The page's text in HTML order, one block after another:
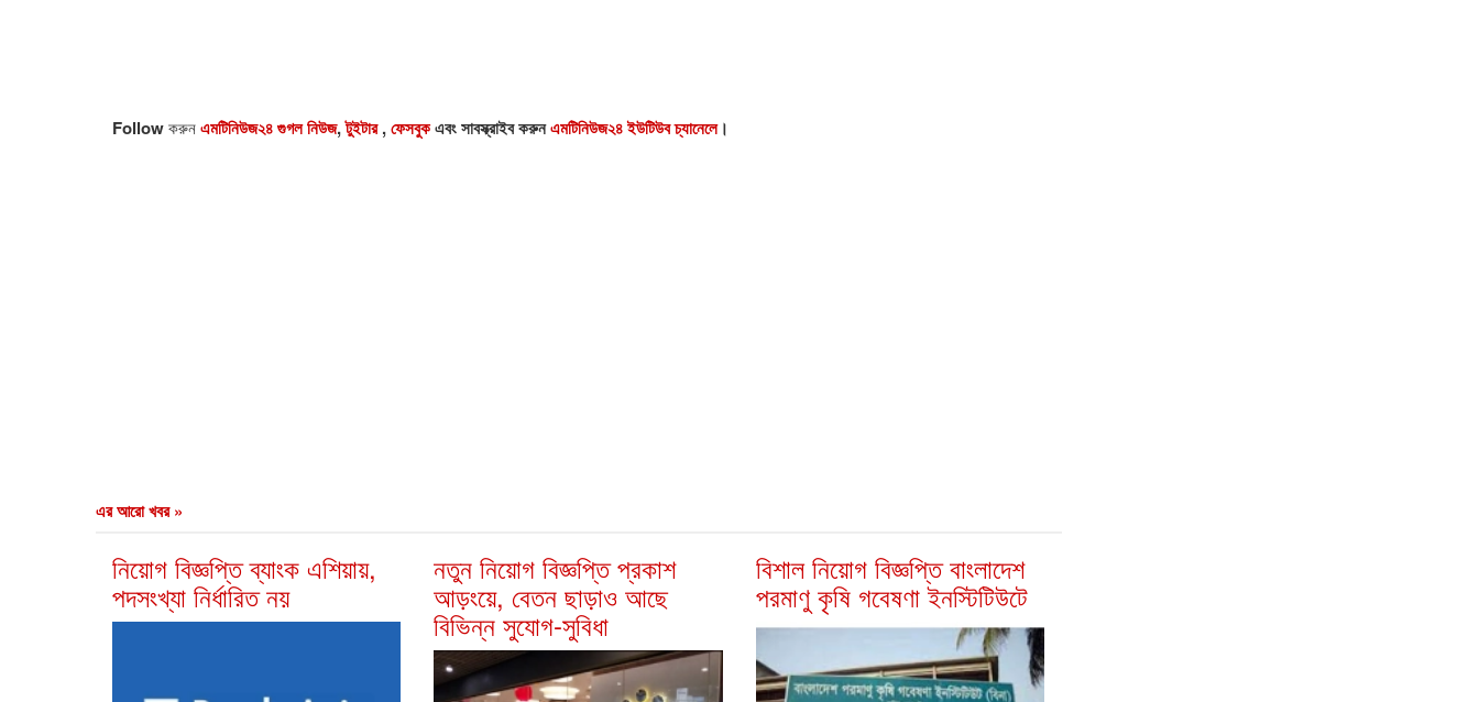
Followকরুনএমটিনিউজ২৪ গুগল নিউজ,টুইটার,ফেসবুকএবং সাবস্ক্রাইব করুনএমটিনিউজ২৪ ইউটিউব চ্যানেলে।
এর আরো খবর »
নিয়োগ বিজ্ঞপ্তি ব্যাংক এশিয়ায়,
পদসংখ্যা নির্ধারিত নয়
নতুন নিয়োগ বিজ্ঞপ্তি প্রকাশ
আড়ংয়ে, বেতন ছাড়াও আছে
বিভিন্ন সুযোগ-সুবিধা
বিশাল নিয়োগ বিজ্ঞপ্তি বাংলাদেশ
পরমাণু কৃষি গবেষণা ইনস্টিটিউটে